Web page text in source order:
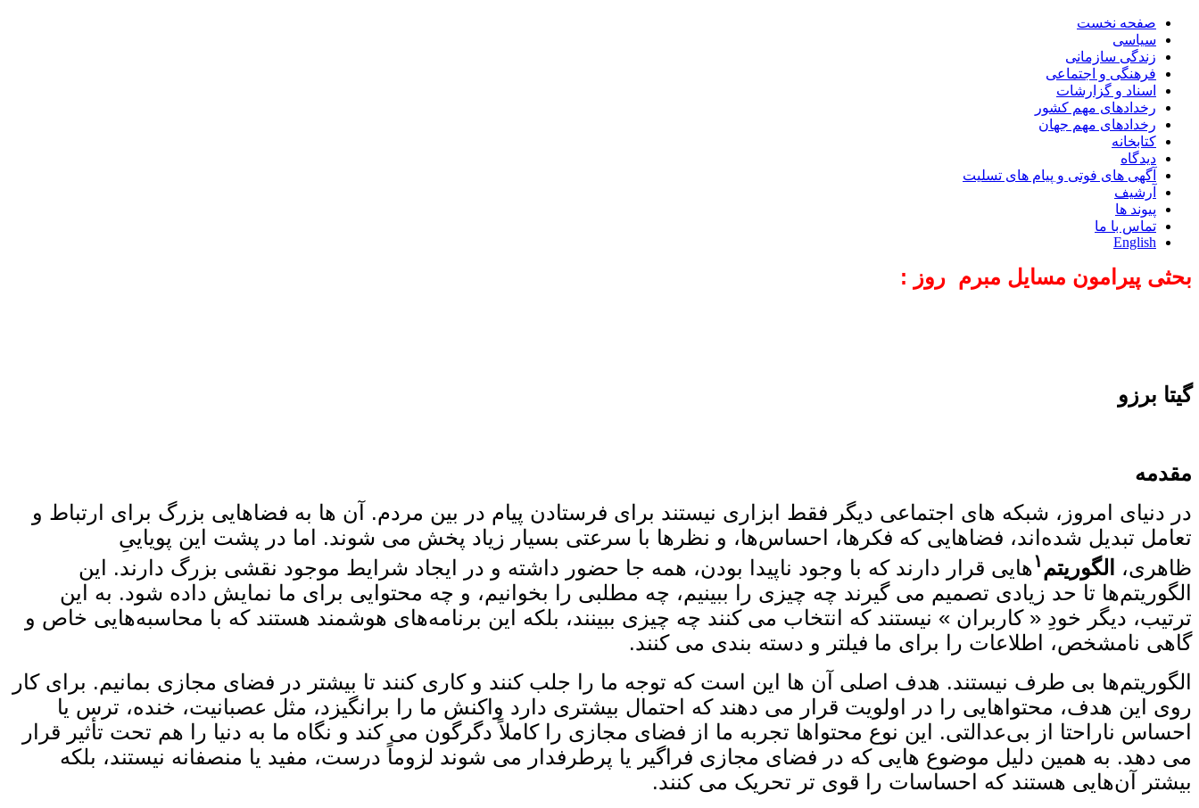
صفحه نخست
سیاسی
زندگی سازمانی
فرهنگی و اجتماعی
اسناد و گزارشات
رخدادهای مهم کشور
رخدادهای مهم جهان
کتابخانه
دیدگاه
آگهی های فوتی و پیام های تسلیت
آرشیف
پیوند ها
تماس با ما
English
بحثی پیرامون مسایل مبرم روز :
گیتا برزو
مقدمه
در دنیای امروز، شبکه‌ های اجتماعی دیگر فقط ابزاری نیستند برای فرستادن پیام در بین مردم. آن‌ ها به فضاهایی بزرگ برای ارتباط و
تعامل تبدیل شده‌اند، فضاهایی که فکرها، احساس‌ها، و نظرها با سرعتی بسیار زیاد پخش می ‌شوند. اما در پشت این پویاییِ
ظاهری،
الگوریتم‌ ۱هایی قرار دارند که با وجود ناپیدا بودن، همه‌ جا حضور داشته و در ایجاد شرایط موجود نقشی بزرگ دارند. این
الگوریتم‌ها تا حد زیادی تصمیم می ‌گیرند چه چیزی را ببینیم، چه مطلبی را بخوانیم، و چه محتوایی برای ما نمایش داده شود. به‌ این
ترتیب، دیگر خودِ « کاربران » نیستند که انتخاب می ‌کنند چه چیزی ببینند، بلکه این برنامه‌های هوشمند هستند که با محاسبه‌هایی خاص و
گاهی نامشخص، اطلاعات را برای ما فیلتر و دسته‌ بندی می‌ کنند.
الگوریتم‌ها بی ‌طرف نیستند. هدف اصلی آن ‌ها این است که توجه ما را جلب کنند و کاری کنند تا بیشتر در فضای مجازی بمانیم. برای کار
روی این هدف، محتواهایی را در اولویت قرار می ‌دهند که احتمال بیشتری دارد واکنش ما را برانگیزد، مثل عصبانیت، خنده، ترس یا
احساس ناراحتا از بی‌عدالتی. این نوع محتواها تجربه ما از فضای مجازی را کاملاً دگرگون می کند و نگاه ما به دنیا را هم تحت تأثیر قرار
می ‌دهد. به همین دلیل موضوع‌ هایی که در فضای مجازی فراگیر یا پرطرفدار می ‌شوند لزوماً درست، مفید یا منصفانه نیستند، بلکه
بیشتر آن‌هایی هستند که احساسات را قوی ‌تر تحریک می ‌کنند.